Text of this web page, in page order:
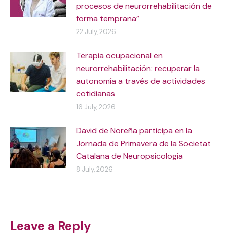
procesos de neurorrehabilitación de
forma temprana”
22 July, 2026
Terapia ocupacional en
neurorrehabilitación: recuperar la
autonomía a través de actividades
cotidianas
16 July, 2026
David de Noreña participa en la
Jornada de Primavera de la Societat
Catalana de Neuropsicologia
8 July, 2026
Leave a Reply